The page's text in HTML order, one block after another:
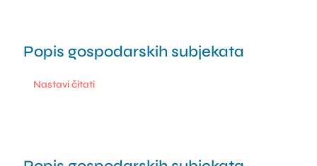
0.1 min read
Popis gospodarskih subjekata
Nastavi čitati